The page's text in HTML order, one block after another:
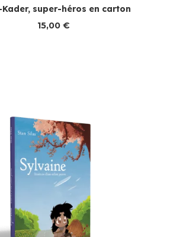
super-héros en carton
15,00 €